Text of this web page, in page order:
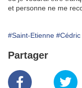
et personne ne me
#Saint-Etienne #Cédric
Partager